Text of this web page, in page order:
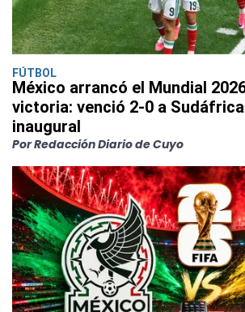
FÚTBOL
México arrancó el Mundial
victoria: venció 2-0 a
inaugural
Por Redacción Diario de Cuyo